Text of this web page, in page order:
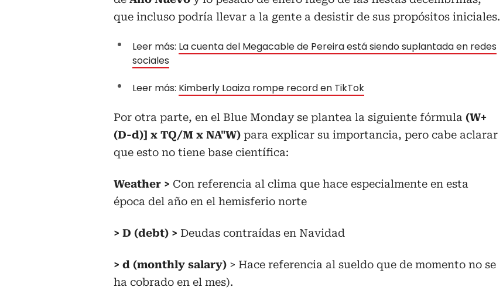
que incluso podría llevar a la gente a desistir de sus propósitos iniciales.
Leer más: La cuenta del Megacable de Pereira está siendo suplantada en redes
sociales
Leer más: Kimberly Loaiza rompe record en TikTok
Por otra parte, en el Blue Monday se plantea la siguiente fórmula (W+
(D-d)] x TQ/M x NA"W) para explicar su importancia, pero cabe aclarar
que esto no tiene base científica:
Weather > Con referencia al clima que hace especialmente en esta
época del año en el hemisferio norte
> D (debt) > Deudas contraídas en Navidad
> d (monthly salary) > Hace referencia al sueldo que de momento no se
ha cobrado en el mes).